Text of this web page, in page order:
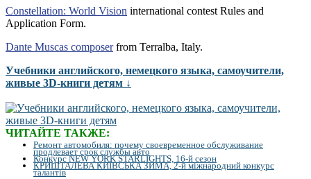
Constellation: World Vision international contest Rules and
Application Form.
Dante Muscas composerfrom Terralba, Italy.
Учебники английского, немецкого языка, самоучители,
живые 3D-книги детям ↓
ЧИТАЙТЕ ТАКЖЕ:
Ремонт автомобиля: почему своевременное обслуживание
продлевает срок службы авто
Конкурс NEW YORK STARLIGHTS, 16-й сезон
КРИШТАЛЕВА КИЇВСЬКА ЗИМА, 2-й міжнародний конкурс
талантів